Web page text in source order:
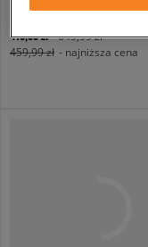
męskie
419,99 zł
649,99 zł
459,99 zł - najniższa cena